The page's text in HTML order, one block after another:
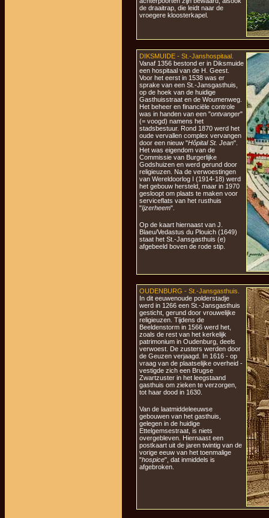
de draaitrap, die leidt naar de
vroegere kloosterkapel.
DIKSMUIDE - St.-Janshospitaal.
Vanaf 1356 bestond er in Diksmuide
een hospitaal van de H. Geest.
Voor het eerst in 1538 was er
sprake van een St.-Jansgasthuis,
op de hoek van de huidige
Gasthuisstraat en de Woumenweg.
Het beheer en financiële controle
was in handen van een "ontvanger"
(= voogd) namens het
stadsbestuur. Rond 1870 werd het
oude vervallen complex vervangen
door een nieuw "Hôpital St. Jean".
Het was eigendom van de
Commissie van Burgerlijke
Godshuizen en werd gerund door
religieuzen. Na de verwoestingen
van Wereldoorlog I (1914-18) werd
het gebouw hersteld, maar in 1970
gesloopt om plaats te maken voor
serviceflats van het rusthuis
"Ijzerheem".
Op de kaart hiernaast van J.
Blaeu/Vedastus du Plouich (1649)
staat het St.-Jansgasthuis (e)
afgebeeld boven de rode stip.
OUDENBURG - St.-Jansgasthuis.
In dit eeuwenoude polderstadje
werd in 1266 een St.-Jansgasthuis
gesticht, gerund door vrouwelijke
religieuzen. Tijdens de
Beeldenstorm in 1566 werd het,
zoals de rest van het kerkelijk
patrimonium in Oudenburg, deels
verwoest. De zusters werden door
de Geuzen verjaagd. In 1616 - op
vraag van de plaatselijke overheid -
vestigde zich een Brugse
Zwartzuster in het leegstaand
gasthuis om zieken te verzorgen,
tot haar dood in 1630.
Van de laatmiddeleeuwse
gebouwen van het gasthuis,
gelegen in de huidige
Ettelgemsestraat, is niets
overgebleven. Hiernaast een
postkaart uit de jaren twintig van de
vorige eeuw van het toenmalige
"hospice", dat inmiddels is
afgebroken.